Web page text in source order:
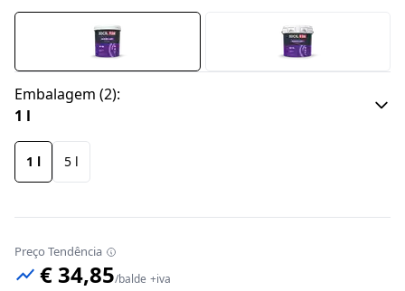
Embalagem (2):
1 l
1 l 5 l
Preço Tendência
€ 34,85/balde +iva